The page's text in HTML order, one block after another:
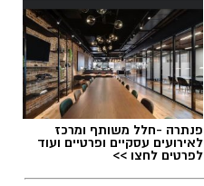
פנתרה -חלל משותף ומרכז
לאירועים עסקיים ופרטיים ועוד
לפרטים לחצו >>